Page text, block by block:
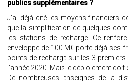
publics supplémentaires ?
J’ai déjà cité les moyens financiers
que la simplification de quelques
les stations de recharge. Ce
enveloppe de 100 M€ porte déjà ses
points de recharge sur les 3
l’année 2020. Mais le déploiement doit
De nombreuses enseignes de la